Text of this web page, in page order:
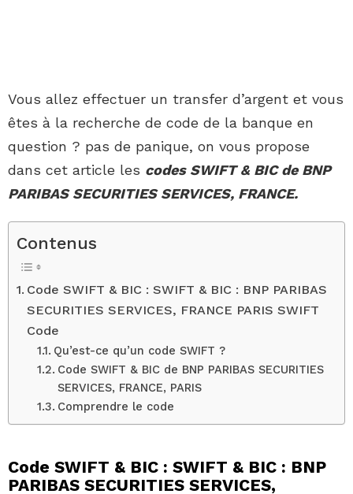
Vous allez effectuer un transfer d’argent et vous
êtes à la recherche de code de la banque en
question ? pas de panique, on vous propose
dans cet article les codes SWIFT & BIC de BNP
PARIBAS SECURITIES SERVICES, FRANCE.
Contenus
Code SWIFT & BIC : SWIFT & BIC : BNP PARIBAS
SECURITIES SERVICES, FRANCE PARIS SWIFT
Code
Qu’est-ce qu’un code SWIFT ?
Code SWIFT & BIC de BNP PARIBAS SECURITIES
SERVICES, FRANCE, PARIS
Comprendre le code
Code SWIFT & BIC : SWIFT & BIC : BNP
PARIBAS SECURITIES SERVICES,